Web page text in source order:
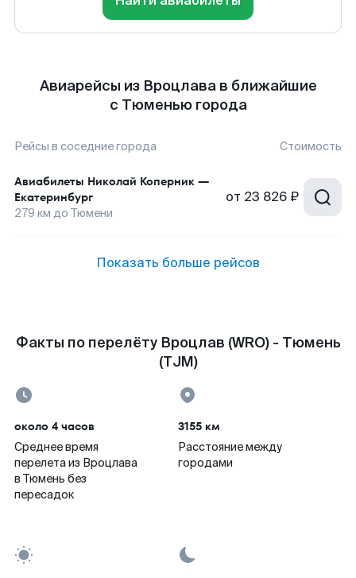
Авиарейсы из Вроцлава в ближайшие
с Тюменью города
Рейсы в соседние города Стоимость
Авиабилеты Николай Коперник —
Екатеринбург
279 км до Тюмени
от 23 826 ₽
Показать больше рейсов
Факты по перелёту Вроцлав (WRO) - Тюмень
(TJM)
около 4 часов
Среднее время
перелета из Вроцлава
в Тюмень без
пересадок
3155 км
Расстояние между
городами